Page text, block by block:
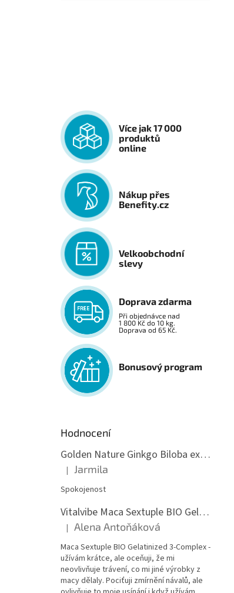
Více jak 17 000
produktů
online
Nákup přes
Benefity.cz
Velkoobchodní
slevy
Doprava zdarma
Při objednávce nad
1 800 Kč do 10 kg.
Doprava od 65 Kč.
Bonusový program
Hodnocení
Golden Nature Ginkgo Biloba extrakt 50:1 60mg, 100 kapslí
Hodnocení produktu je 5 z 5 hvězdiček.
| Jarmila
Spokojenost
Vitalvibe Maca Sextuple BIO Gelatinized 3-Complex, 60 kapslí
Hodnocení produktu je 5 z 5 hvězdiček.
| Alena Antoňáková
Maca Sextuple BIO Gelatinized 3-Complex -
užívám krátce, ale oceňuji, že mi
neovlivňuje trávení, co mi jiné výrobky z
macy dělaly. Pociťuji zmírnění návalů, ale